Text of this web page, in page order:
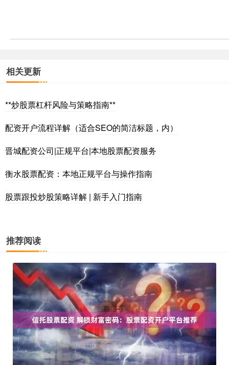
相关更新
**炒股票杠杆风险与策略指南**
配资开户流程详解（适合SEO的简洁标题，内）
晋城配资公司|正规平台|本地股票配资服务
衡水股票配资：本地正规平台与操作指南
股票跟投炒股策略详解 | 新手入门指南
推荐阅读